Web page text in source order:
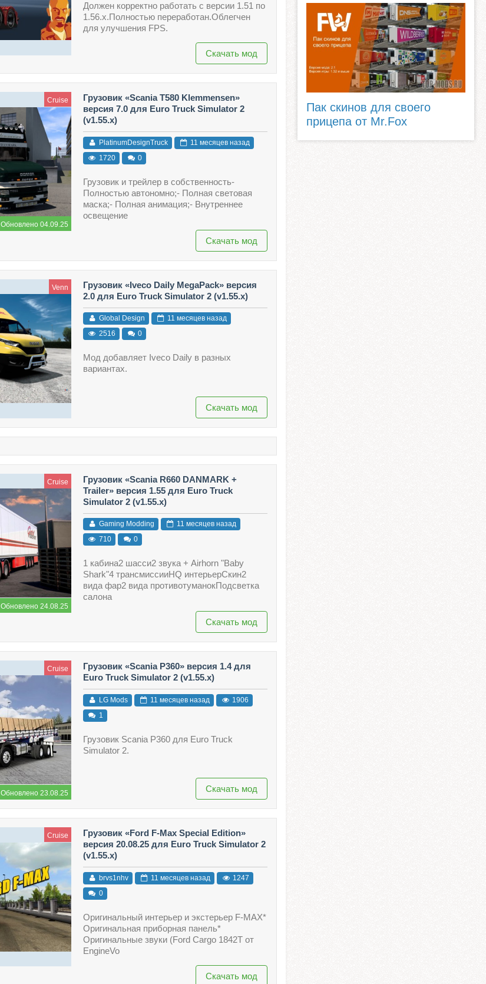
Должен корректно работать с версии 1.51 по
1.56.x.Полностью переработан.Облегчен
для улучшения FPS.
Скачать мод
Cruise
Обновлено 04.09.25
Грузовик «Scania T580 Klemmensen»
версия 7.0 для Euro Truck Simulator 2
(v1.55.x)
PlatinumDesignTruck
11 месяцев назад
1720
0
Грузовик и трейлер в собственность-
Полностью автономно;- Полная световая
маска;- Полная анимация;- Внутреннее
освещение
Скачать мод
Venn
Грузовик «Iveco Daily MegaPack» версия
2.0 для Euro Truck Simulator 2 (v1.55.x)
Global Design
11 месяцев назад
2516
0
Мод добавляет Iveco Daily в разных
вариантах.
Скачать мод
Cruise
Обновлено 24.08.25
Грузовик «Scania R660 DANMARK +
Trailer» версия 1.55 для Euro Truck
Simulator 2 (v1.55.x)
Gaming Modding
11 месяцев назад
710
0
1 кабина2 шасси2 звука + Airhorn "Baby
Shark"4 трансмиссииHQ интерьерСкин2
вида фар2 вида противотуманокПодсветка
салона
Скачать мод
Cruise
Обновлено 23.08.25
Грузовик «Scania P360» версия 1.4 для
Euro Truck Simulator 2 (v1.55.x)
LG Mods 11 месяцев назад
1906
1
Грузовик Scania P360 для Euro Truck
Simulator 2.
Скачать мод
Cruise
Грузовик «Ford F-Max Special Edition»
версия 20.08.25 для Euro Truck Simulator 2
(v1.55.x)
brvs1nhv 11 месяцев назад
1247
0
Оригинальный интерьер и экстерьер F-MAX*
Оригинальная приборная панель*
Оригинальные звуки (Ford Cargo 1842T от
EngineVo
Скачать мод
Пак скинов для своего
прицепа от Mr.Fox